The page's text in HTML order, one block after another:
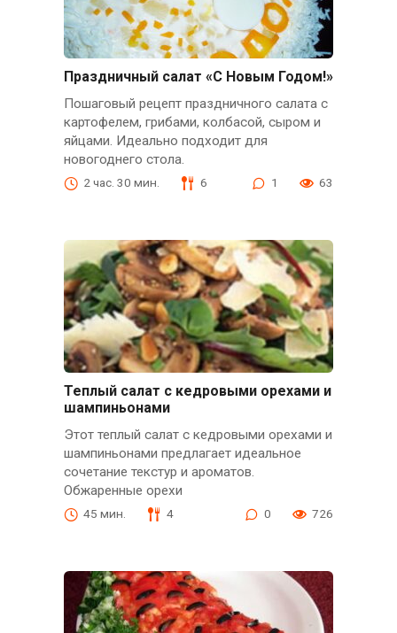
Праздничный салат «С Новым Годом!»
Пошаговый рецепт праздничного салата с
картофелем, грибами, колбасой, сыром и
яйцами. Идеально подходит для
новогоднего стола.
2 час. 30 мин. 6 1 63
Теплый салат с кедровыми орехами и
шампиньонами
Этот теплый салат с кедровыми орехами и
шампиньонами предлагает идеальное
сочетание текстур и ароматов.
Обжаренные орехи
45 мин. 4 0 726